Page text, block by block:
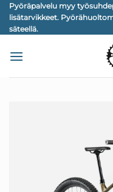
Skip
content
Pyöräpalvelu myy
lisätarvikkeet.
säteellä.